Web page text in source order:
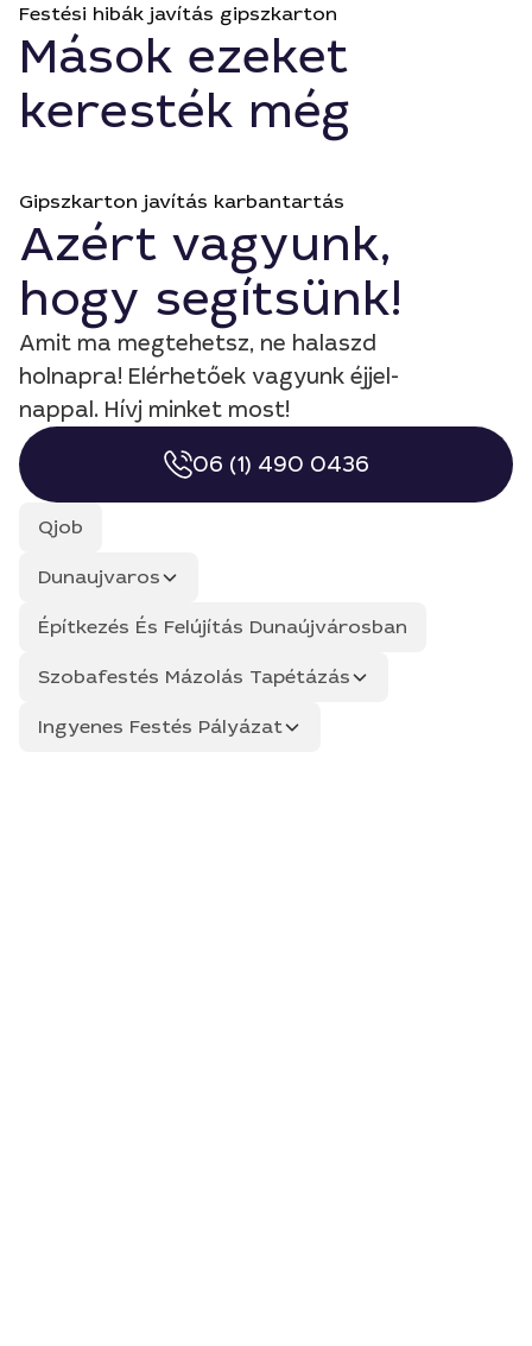
Festési hibák javítás gipszkarton
Mások ezeket
keresték még
Gipszkarton javítás karbantartás
Azért vagyunk,
hogy segítsünk!
Amit ma megtehetsz, ne halaszd
holnapra! Elérhetőek vagyunk éjjel-
nappal. Hívj minket most!
06 (1) 490 0436
Qjob
Dunaujvaros
Építkezés És Felújítás Dunaújvárosban
Szobafestés Mázolás Tapétázás
Ingyenes Festés Pályázat